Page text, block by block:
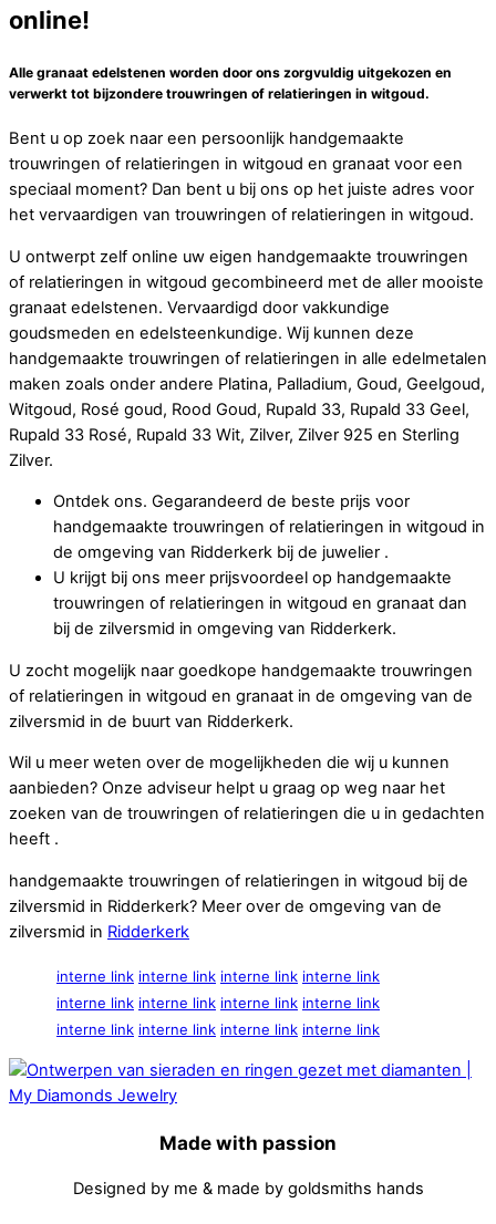
online!
Alle granaat edelstenen worden door ons zorgvuldig uitgekozen en
verwerkt tot bijzondere trouwringen of relatieringen in witgoud.
Bent u op zoek naar een persoonlijk handgemaakte
trouwringen of relatieringen in witgoud en granaat voor een
speciaal moment? Dan bent u bij ons op het juiste adres voor
het vervaardigen van trouwringen of relatieringen in witgoud.
U ontwerpt zelf online uw eigen handgemaakte trouwringen
of relatieringen in witgoud gecombineerd met de aller mooiste
granaat edelstenen. Vervaardigd door vakkundige
goudsmeden en edelsteenkundige. Wij kunnen deze
handgemaakte trouwringen of relatieringen in alle edelmetalen
maken zoals onder andere Platina, Palladium, Goud, Geelgoud,
Witgoud, Rosé goud, Rood Goud, Rupald 33, Rupald 33 Geel,
Rupald 33 Rosé, Rupald 33 Wit, Zilver, Zilver 925 en Sterling
Zilver.
Ontdek ons. Gegarandeerd de beste prijs voor
handgemaakte trouwringen of relatieringen in witgoud in
de omgeving van Ridderkerk bij de juwelier .
U krijgt bij ons meer prijsvoordeel op handgemaakte
trouwringen of relatieringen in witgoud en granaat dan
bij de zilversmid in omgeving van Ridderkerk.
U zocht mogelijk naar goedkope handgemaakte trouwringen
of relatieringen in witgoud en granaat in de omgeving van de
zilversmid in de buurt van Ridderkerk.
Wil u meer weten over de mogelijkheden die wij u kunnen
aanbieden? Onze adviseur helpt u graag op weg naar het
zoeken van de trouwringen of relatieringen die u in gedachten
heeft .
handgemaakte trouwringen of relatieringen in witgoud bij de
zilversmid in Ridderkerk? Meer over de omgeving van de
zilversmid in Ridderkerk
interne link interne link interne link interne link
interne link interne link interne link interne link
interne link interne link interne link interne link
Made with passion
Designed by me & made by goldsmiths hands